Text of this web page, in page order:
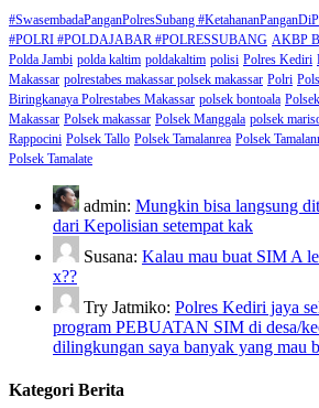
#SwasembadaPanganPolresSubang
#POLRI #POLDAJABAR #POLRESSUBANG AKBP
Polda Jambi polda kaltim poldakaltim polisi Polres Kediri
Makassar polrestabes makassar polsek makassar Polri
Biringkanaya Polrestabes Makassar polsek bontoala
Makassar Polsek makassar Polsek Manggala polsek
Rappocini Polsek Tallo Polsek Tamalanrea Polsek
Polsek Tamalate
admin: Mungkin bisa langsung
dari Kepolisian setempat kak
Susana: Kalau mau buat SIM A
x??
Try Jatmiko: Polres Kediri jaya
program PEBUATAN SIM di desa/
dilingkungan saya banyak yang
Kategori Berita